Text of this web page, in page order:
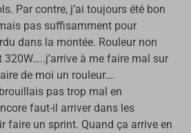
Par contre, j’ai toujours été bon
pas suffisamment pour
dans la montée. Rouleur non
320W…..j’arrive à me faire mal sur
de moi un rouleur….
pas trop mal en
faut-il arriver dans les
faire un sprint. Quand ça arrive en